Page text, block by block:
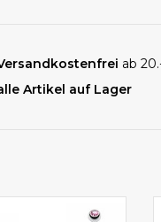
ab
Artikel auf Lager